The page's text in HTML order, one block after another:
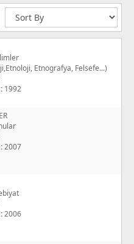
Etnografya, Felsefe...)
1992
2007
2006